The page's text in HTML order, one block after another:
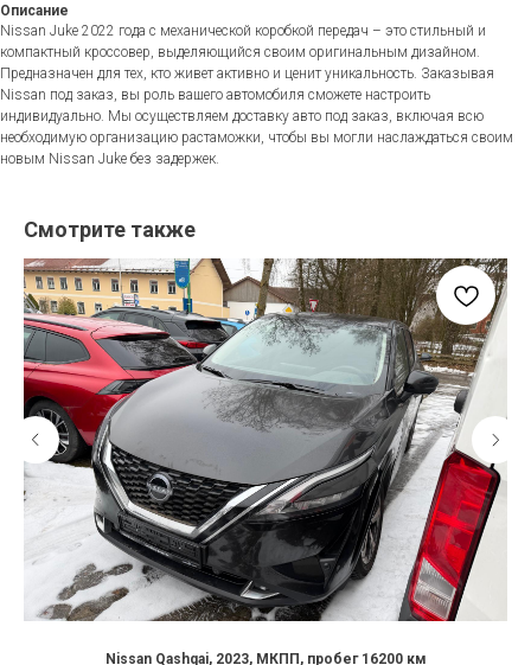
Описание
Nissan Juke 2022 года с механической коробкой передач – это стильный и
компактный кроссовер, выделяющийся своим оригинальным дизайном.
Предназначен для тех, кто живет активно и ценит уникальность. Заказывая
Nissan под заказ, вы роль вашего автомобиля сможете настроить
индивидуально. Мы осуществляем доставку авто под заказ, включая всю
необходимую организацию растаможки, чтобы вы могли наслаждаться своим
новым Nissan Juke без задержек.
Смотрите также
Nissan Qashqai, 2023, МКПП, пробег 16200 км